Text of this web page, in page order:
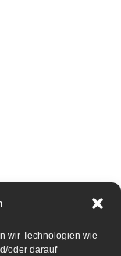
wir Technologien wie
oder darauf